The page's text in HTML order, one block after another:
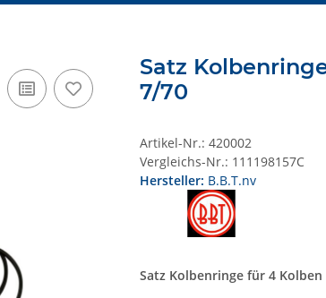
Satz
7/70
Artikel-Nr.: 420002
Vergleichs-Nr.: 111198157C
Hersteller: B.B.T.nv
Satz Kolbenringe für 4 Kolben